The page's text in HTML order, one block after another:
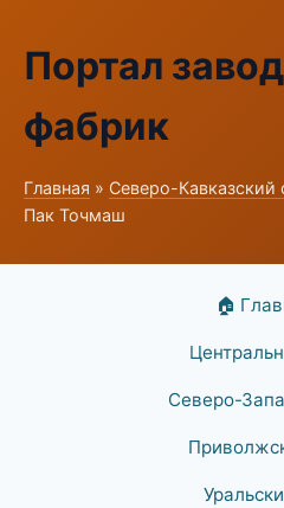
Портал
фабрик
Главная » Северо-Кавказский
Пак Точмаш
🏠
Северо-